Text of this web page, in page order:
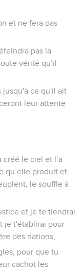
et ne fera pas
pas la
vérité qu’il
jusqu'à ce qu'il ait
leur attente
le ciel et l’a
qu’elle produit et
le souffle à
et je te tiendrai
je t'établirai pour
des nations,
pour que tu
cachot les